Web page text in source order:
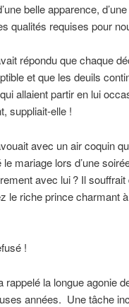
belle apparence,
qualités requises pour
répondu que chaque
et que les deuils
allaient partir en lui
suppliait-elle !
avec un air coquin
le mariage lors d’une
avec lui ? Il
le riche prince charmant
!
rappelé la longue agonie
années. Une tâche